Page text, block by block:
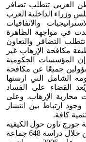
العربي تتطلب تضافر
وزراء الداخلية العرب
والاتفاقيات
في مواجهة الظاهرة
التضافر والتعاون
مكافحة الإرهاب غير
المؤسسات الحكومية
جميعًا عن مكافحة
الشامل التي ارستها
القضاء على الفساد
محاربة الإرهاب. وعلى
ارتباط بين انتشار
كافة.
جورج تاون حول الكيفية
التي انتهت فيها المجموعات الإرهابية ومن خلال دراسة 648 جماعة